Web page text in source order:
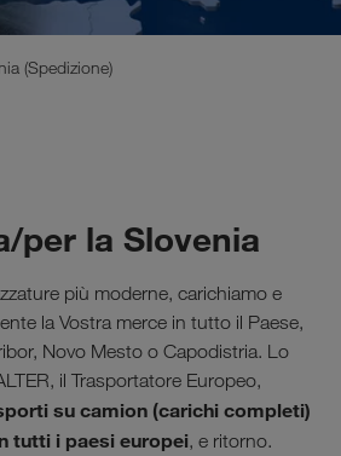
(Spedizione)
per la Slovenia
più moderne, carichiamo e
la Vostra merce in tutto il Paese,
Novo Mesto o Capodistria. Lo
il Trasportatore Europeo,
su camion (carichi completi)
tutti i paesi europei, e ritorno.